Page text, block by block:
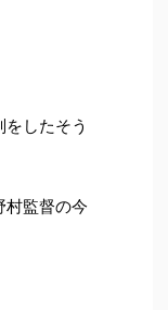
したそう
村監督の今